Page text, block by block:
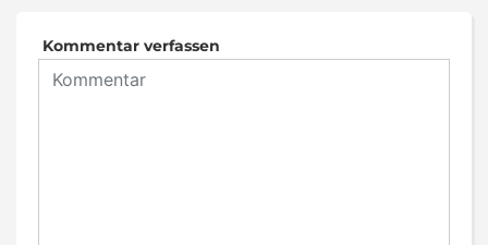
Kommentar verfassen